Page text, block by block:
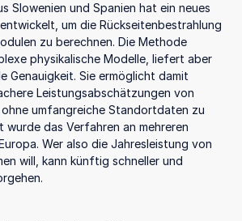
Slowenien und Spanien hat ein neues
um die Rückseitenbestrahlung
zu berechnen. Die Methode
physikalische Modelle, liefert aber
Genauigkeit. Sie ermöglicht damit
Leistungsabschätzungen von
umfangreiche Standortdaten zu
das Verfahren an mehreren
Wer also die Jahresleistung von
will, kann künftig schneller und